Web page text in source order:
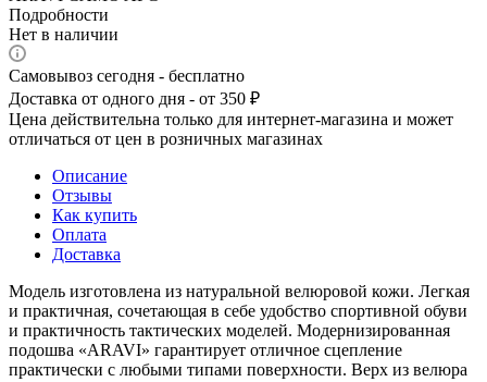
Подробности
Нет в наличии
Самовывоз сегодня - бесплатно
Доставка от одного дня - от 350 ₽
Цена действительна только для интернет-магазина и может
отличаться от цен в розничных магазинах
Описание
Отзывы
Как купить
Оплата
Доставка
Модель изготовлена из натуральной велюровой кожи. Легкая
и практичная, сочетающая в себе удобство спортивной обуви
и практичность тактических моделей. Модернизированная
подошва «ARAVI» гарантирует отличное сцепление
практически с любыми типами поверхности. Верх из велюра